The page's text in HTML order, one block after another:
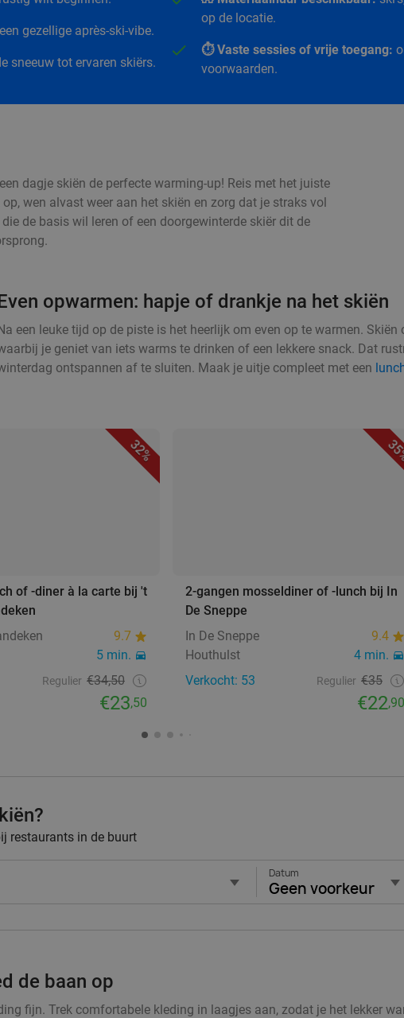
gezellige après-ski-vibe.
sneeuw tot ervaren skiërs.
op de locatie.
⏱️ Vaste sessies of vrije toegang:
voorwaarden.
dagje skiën de perfecte warming-up! Reis met het juiste
wen alvast weer aan het skiën en zorg dat je straks vol
de basis wil leren of een doorgewinterde skiër dit de
opwarmen: hapje of drankje na het skiën
Na een leuke tijd op de piste is het heerlijk om even op te warmen.
je geniet van iets warms te drinken of een lekkere snack. Dat
ontspannen af te sluiten. Maak je uitje compleet met een
32%
of -diner à la carte bij 't
9.7
5 min.
Regulier €34,50
€23,50
2-gangen mosseldiner of -lunch bij In
De Sneppe
In De Sneppe
9.4
Houthulst
4 min.
Verkocht: 53
Regulier €35
€22,90
restaurants in de buurt
Datum
Geen voorkeur
de baan op
fijn. Trek comfortabele kleding in laagjes aan, zodat je het lekker